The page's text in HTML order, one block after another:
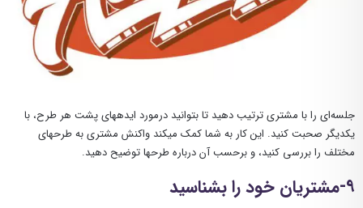
جلسه‌ای را با مشتری ترتیب دهید تا بتوانید درمورد ایدههای پشت هر طرح، با
یکدیگر صحبت کنید. این کار به شما کمک میکند واکنش مشتری به طرحهای
مختلف را بررسی کنید، و برحسب آن درباره طرحها توضیح دهید.
۹-مشتریان خود را بشناسید